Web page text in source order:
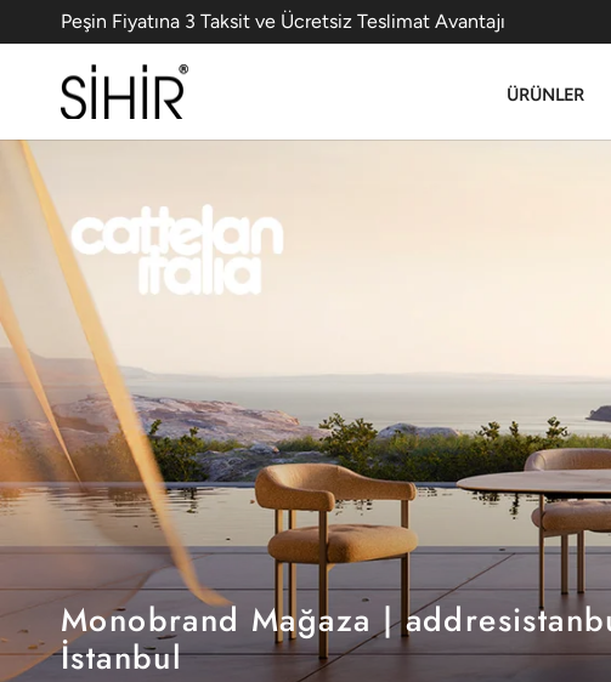
Peşin Fiyatına 3 Taksit ve Ücretsiz Teslimat Avantajı
ÜRÜNLER
Monobrand Mağaza |
İstanbul